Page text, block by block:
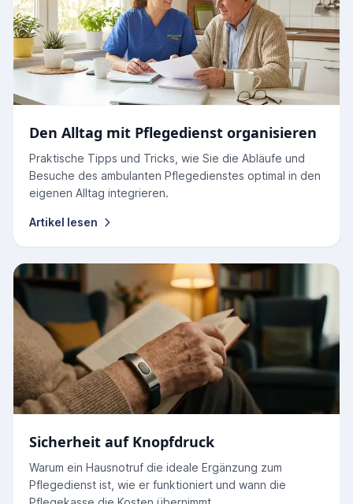
Den Alltag mit Pflegedienst organisieren
Praktische Tipps und Tricks, wie Sie die Abläufe und
Besuche des ambulanten Pflegedienstes optimal in den
eigenen Alltag integrieren.
Artikel lesen
Sicherheit auf Knopfdruck
Warum ein Hausnotruf die ideale Ergänzung zum
Pflegedienst ist, wie er funktioniert und wann die